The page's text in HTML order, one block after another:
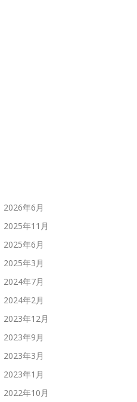
2026年6月
2025年11月
2025年6月
2025年3月
2024年7月
2024年2月
2023年12月
2023年9月
2023年3月
2023年1月
2022年10月